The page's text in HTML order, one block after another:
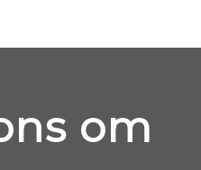
om